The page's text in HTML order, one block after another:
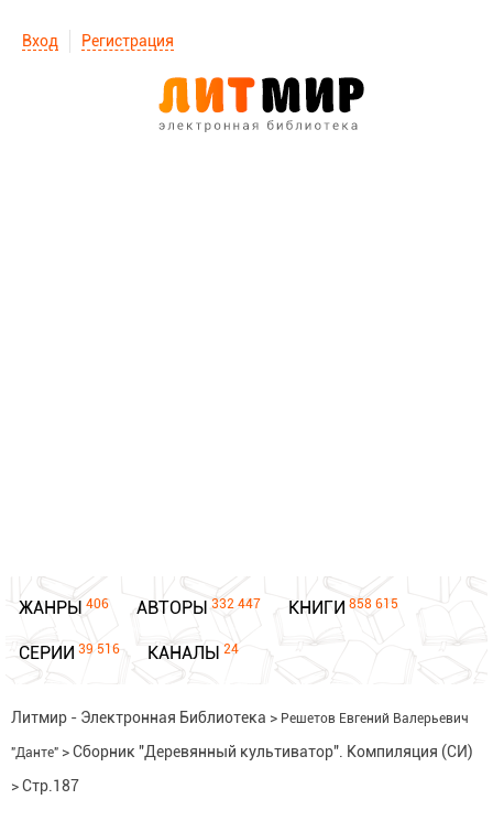
Вход Регистрация
ЖАНРЫ 406 АВТОРЫ 332 447 КНИГИ 858 615
СЕРИИ 39 516 КАНАЛЫ 24
Литмир - Электронная Библиотека > Решетов Евгений Валерьевич
"Данте" >Сборник "Деревянный культиватор". Компиляция (СИ)
>Стр.187